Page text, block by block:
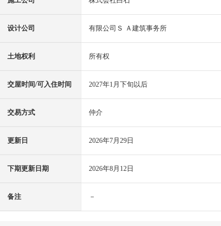
设计公司 有限公司Ｓ Ａ建筑事务所
土地权利 所有权
交屋时间/可入住时间 2027年1月下旬以后
交易方式 仲介
更新日 2026年7月29日
下期更新日期 2026年8月12日
备注 －